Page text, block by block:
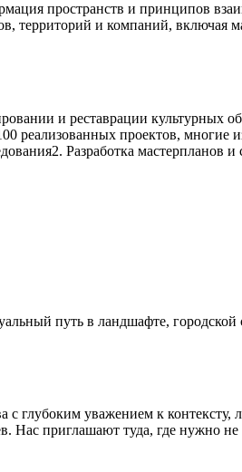
пространств и принципов
территорий и компаний, включая
и реставрации культурных
реализованных проектов, многие
Разработка мастерпланов и
путь в ландшафте, городской
с глубоким уважением к
приглашают туда, где нужно не